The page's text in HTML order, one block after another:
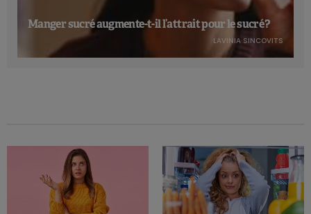
Manger sucré augmente-t-il l’attrait pour le sucré ?
LAVINIA SINCOVITS